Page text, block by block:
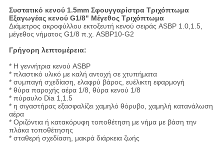
Συστατικό κενού 1.5mm Σφουγγαρίστρα Τριχόπτωμα
Εξαγωγέας κενού G1/8" Μέγεθος Τριχόπτωμα
Διάμετρος ακροφύλλου εκτοξευτή κενού σειράς ASBP 1.0,1.5,
μέγεθος νήματος G1/8 π.χ. ASBP10-G2
Γρήγορη λεπτομέρεια:
* Η γεννήτρια κενού ASBP
* πλαστικό υλικό με καλή αντοχή σε χτυπήματα
* συμπαγή σχεδίαση, ελαφρύ βάρος, ευέλικτη εφαρμογή
* θύρα παροχής αέρα 1/8, θύρα κενού 1/8
* πύραυλο Dia 1,1.5
* η σιγαστήρας εξασφαλίζει χαμηλό θόρυβο, χαμηλή κατανάλωση
αέρα
* Οριζόντια ή κατακόρυφη τοποθέτηση με νήμα με βάση την
πλάκα τοποθέτησης
* σταθερή σχεδίαση, μακρά διάρκεια ζωής